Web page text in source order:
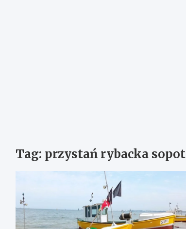
Tag: przystań rybacka sopot